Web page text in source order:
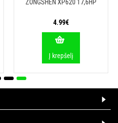
ZONGSHEN XP620 17,6HP
4.99€
Į krepšelį